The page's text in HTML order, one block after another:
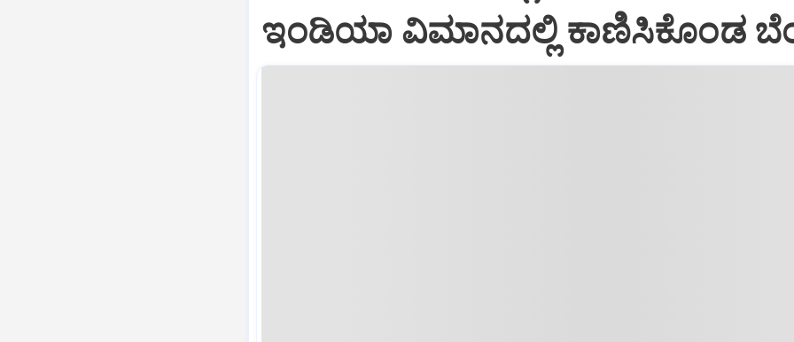
ಇಂಡಿಯಾ ವಿಮಾನದಲ್ಲಿ ಕಾಣಿಸಿಕೊಂಡ